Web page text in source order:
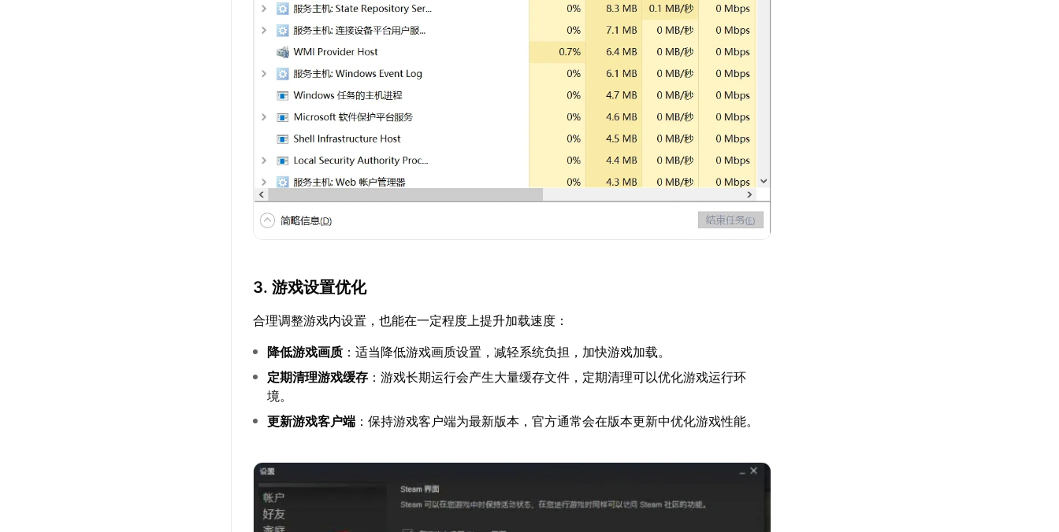
3. 游戏设置优化
合理调整游戏内设置，也能在一定程度上提升加载速度：
降低游戏画质 ：适当降低游戏画质设置，减轻系统负担，加快游戏加载。
定期清理游戏缓存 ：游戏长期运行会产生大量缓存文件，定期清理可以优化游戏运行环
境。
更新游戏客户端 ：保持游戏客户端为最新版本，官方通常会在版本更新中优化游戏性能。